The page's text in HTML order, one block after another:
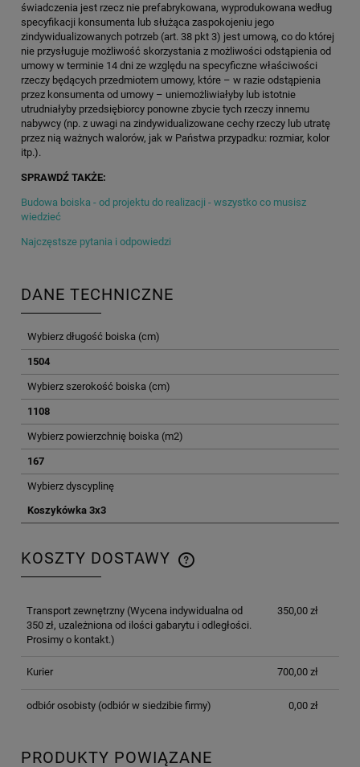
świadczenia jest rzecz nie prefabrykowana, wyprodukowana według
specyfikacji konsumenta lub służąca zaspokojeniu jego
zindywidualizowanych potrzeb (art. 38 pkt 3) jest umową, co do której
nie przysługuje możliwość skorzystania z możliwości odstąpienia od
umowy w terminie 14 dni ze względu na specyficzne właściwości
rzeczy będących przedmiotem umowy, które – w razie odstąpienia
przez konsumenta od umowy – uniemożliwiałyby lub istotnie
utrudniałyby przedsiębiorcy ponowne zbycie tych rzeczy innemu
nabywcy (np. z uwagi na zindywidualizowane cechy rzeczy lub utratę
przez nią ważnych walorów, jak w Państwa przypadku: rozmiar, kolor
itp.).
SPRAWDŹ TAKŻE:
Budowa boiska - od projektu do realizacji - wszystko co musisz
wiedzieć
Najczęstsze pytania i odpowiedzi
DANE TECHNICZNE
Wybierz długość boiska (cm)
1504
Wybierz szerokość boiska (cm)
1108
Wybierz powierzchnię boiska (m2)
167
Wybierz dyscyplinę
Koszykówka 3x3
KOSZTY DOSTAWY
CENA NIE ZAWIERA EWENTUALNYCH KOSZTÓW
Transport zewnętrzny(Wycena indywidualna od
350 zł, uzależniona od ilości gabarytu i odległości.
Prosimy o kontakt.)
350,00 zł
Kurier 700,00 zł
odbiór osobisty(odbiór w siedzibie firmy) 0,00 zł
PRODUKTY POWIĄZANE